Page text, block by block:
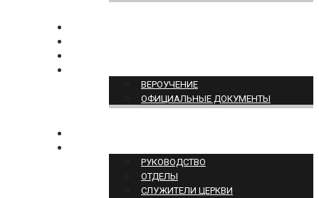
ВЕРОУЧЕНИЕ
ОФИЦИАЛЬНЫЕ ДОКУМЕНТЫ
РУКОВОДСТВО
ОТДЕЛЫ
СЛУЖИТЕЛИ ЦЕРКВИ